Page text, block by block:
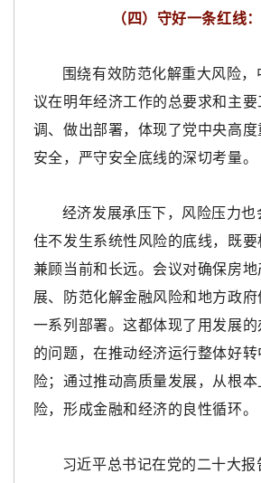
（四）守好一条红线
围绕有效防范化解重大风险
议在明年经济工作的总要求和主
调、做出部署，体现了党中央高度
安全，严守安全底线的深切考量。
经济发展承压下，风险压力也
住不发生系统性风险的底线，既
兼顾当前和长远。会议对确保房
展、防范化解金融风险和地方政
一系列部署。这都体现了用发展
的问题，在推动经济运行整体好
险；通过推动高质量发展，从根
险，形成金融和经济的良性循环。
习近平总书记在党的二十大报